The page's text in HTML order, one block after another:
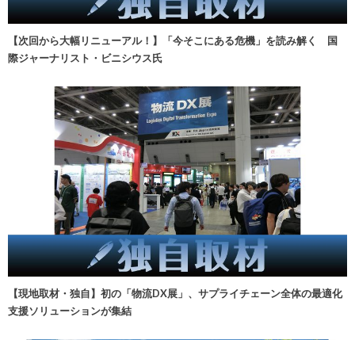
【次回から大幅リニューアル！】「今そこにある危機」を読み解く 国
際ジャーナリスト・ビニシウス氏
【現地取材・独自】初の「物流DX展」、サプライチェーン全体の最適化
支援ソリューションが集結